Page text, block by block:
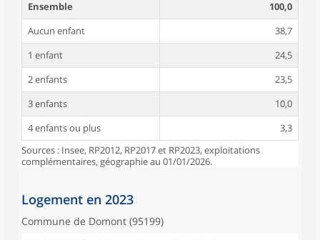
Ensemble
100,0
Aucun enfant
38,7
1 enfant
24,5
2 enfants
23,5
3 enfants
10,0
4 enfants ou plus
3,3
Sources : Insee, RP2012, RP2017 et RP2023, exploitations
complémentaires, géographie au 01/01/2026.
Logement en 2023
Commune de Domont (95199)